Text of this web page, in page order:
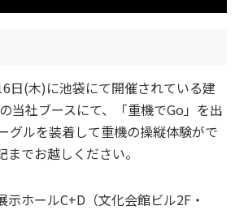
日(木)に池袋にて開催されている建
当社ブースにて、「重機でGo」を出
グルを装着して重機の操縦体験がで
でお越しください。
示ホールC+D（文化会館ビル2F・